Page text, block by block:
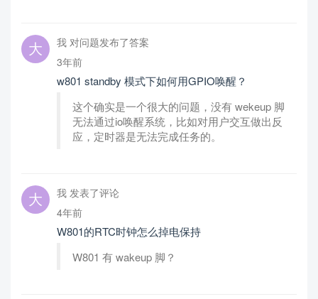
我 对问题发布了答案
3年前
w801 standby 模式下如何用GPIO唤醒？
这个确实是一个很大的问题，没有 wekeup 脚
无法通过io唤醒系统，比如对用户交互做出反
应，定时器是无法完成任务的。
我 发表了评论
4年前
W801的RTC时钟怎么掉电保持
W801 有 wakeup 脚？